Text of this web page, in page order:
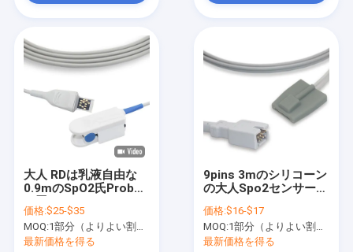
大人 RDは乳液自由な
0.9mのSpO2氏Probe
価格:$25-$35
MOQ:1部分（よりよい割引のより多くのqty）
最新価格を得る
9pins 3mのシリコーン
の大人Spo2センサー
価格:$16-$17
MOQ:1部分（よりよい割引のより多くのqty）
最新価格を得る